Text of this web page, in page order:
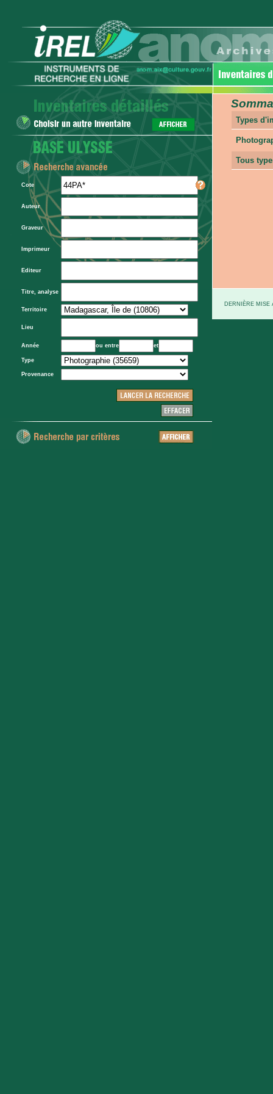
Cote
Auteur
Graveur
Imprimeur
Editeur
Titre, analyse
Territoire
Lieu
Année ou entre et
Type
Provenance
Types
Tous
DERNIÈRE MISE